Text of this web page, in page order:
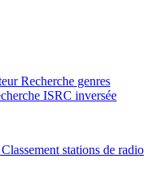
Recherche genres
ISRC inversée
Classement stations de radio